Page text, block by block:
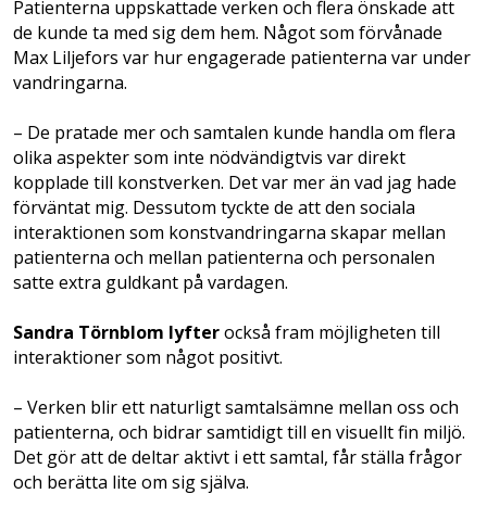
Patienterna uppskattade verken och flera önskade att
de kunde ta med sig dem hem. Något som förvånade
Max Liljefors var hur engagerade patienterna var under
vandringarna.
– De pratade mer och samtalen kunde handla om flera
olika aspekter som inte nödvändigtvis var direkt
kopplade till konstverken. Det var mer än vad jag hade
förväntat mig. Dessutom tyckte de att den sociala
interaktionen som konstvandringarna skapar mellan
patienterna och mellan patienterna och personalen
satte extra guldkant på vardagen.
Sandra Törnblom lyfterockså fram möjligheten till
interaktioner som något positivt.
– Verken blir ett naturligt samtalsämne mellan oss och
patienterna, och bidrar samtidigt till en visuellt fin miljö.
Det gör att de deltar aktivt i ett samtal, får ställa frågor
och berätta lite om sig själva.